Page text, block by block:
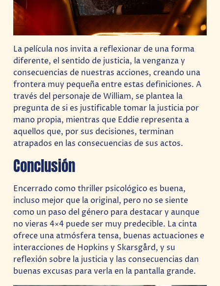
La película nos invita a reflexionar de una forma
diferente, el sentido de justicia, la venganza y
consecuencias de nuestras acciones, creando una
frontera muy pequeña entre estas definiciones. A
través del personaje de William, se plantea la
pregunta de si es justificable tomar la justicia por
mano propia, mientras que Eddie representa a
aquellos que, por sus decisiones, terminan
atrapados en las consecuencias de sus actos.
Conclusión
Encerrado como thriller psicológico es buena,
incluso mejor que la original, pero no se siente
como un paso del género para destacar y aunque
no vieras 4×4 puede ser muy predecible. La cinta
ofrece una atmósfera tensa, buenas actuaciones e
interacciones de Hopkins y Skarsgård, y su
reflexión sobre la justicia y las consecuencias dan
buenas excusas para verla en la pantalla grande.